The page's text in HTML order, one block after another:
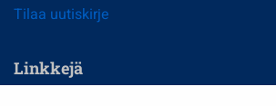
Tilaa uutiskirje
Linkkejä